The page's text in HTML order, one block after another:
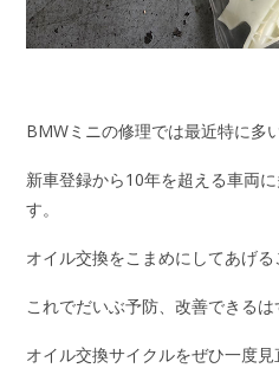
BMWミニの修理では最近特に多
新車登録から10年を超える車両
す。
オイル交換をこまめにしてあげる
これでだいぶ予防、改善できるは
オイル交換サイクルをぜひ一度見